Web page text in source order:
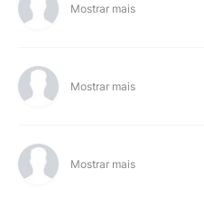
Mostrar mais
Mostrar mais
Mostrar mais